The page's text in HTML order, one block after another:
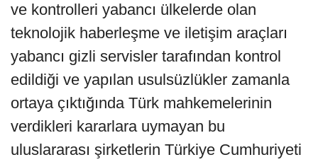
ve kontrolleri yabancı ülkelerde olan
teknolojik haberleşme ve iletişim araçları
yabancı gizli servisler tarafından kontrol
edildiği ve yapılan usulsüzlükler zamanla
ortaya çıktığında Türk mahkemelerinin
verdikleri kararlara uymayan bu
uluslararası şirketlerin Türkiye Cumhuriyeti